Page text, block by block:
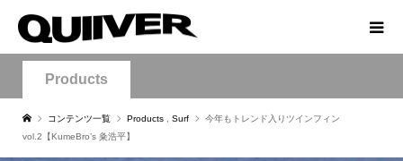
Products
コンテンツ一覧 Products Surf
今年もトレンド入りツインフィン
vol.2【KumeBro’s 粂浩平】